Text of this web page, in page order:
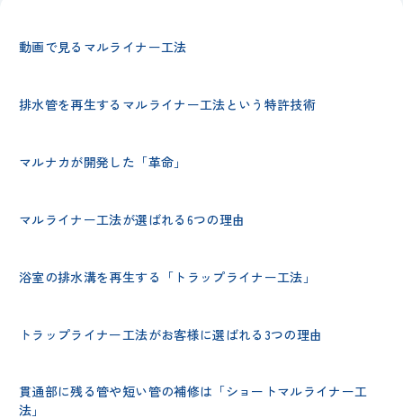
動画で見るマルライナー工法
排水管を再生するマルライナー工法という特許技術
マルナカが開発した「革命」
マルライナー工法が選ばれる6つの理由
浴室の排水溝を再生する「トラップライナー工法」
トラップライナー工法がお客様に選ばれる3つの理由
貫通部に残る管や短い管の補修は「ショートマルライナー工
法」